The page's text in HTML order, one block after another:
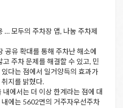
… 모두의 주차장 앱, 나눔 주차제
공유 확대를 통해 주차난 해소에
주차 문제를 해결할 수 있고, 민
다는 점에서 일거양득의 효과가
지를 밝혔다.
에서는 더 이상 한계라는 점에 대
에는 5602면의 거주자우선주차